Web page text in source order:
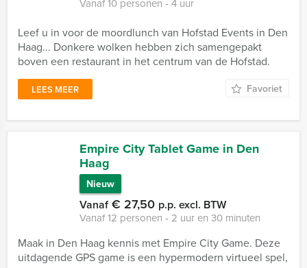
Vanaf 10 personen ‐ 4 uur
Leef u in voor de moordlunch van Hofstad Events in Den
Haag... Donkere wolken hebben zich samengepakt
boven een restaurant in het centrum van de Hofstad.
LEES MEER Favoriet
Empire City Tablet Game in Den
Haag
Nieuw
Vanaf€ 27,50 p.p. excl. BTW
Vanaf 12 personen ‐ 2 uur en 30 minuten
Maak in Den Haag kennis met Empire City Game. Deze
uitdagende GPS game is een hypermodern virtueel spel,